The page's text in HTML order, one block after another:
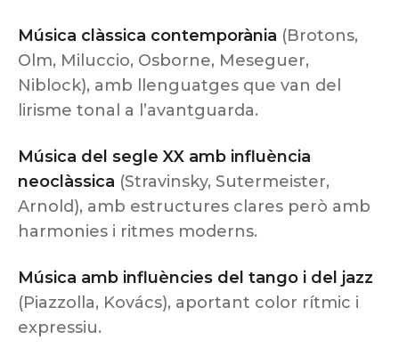
Música clàssica contemporània (Brotons,
Olm, Miluccio, Osborne, Meseguer,
Niblock), amb llenguatges que van del
lirisme tonal a l’avantguarda.
Música del segle XX amb influència
neoclàssica (Stravinsky, Sutermeister,
Arnold), amb estructures clares però amb
harmonies i ritmes moderns.
Música amb influències del tango i del jazz
(Piazzolla, Kovács), aportant color rítmic i
expressiu.